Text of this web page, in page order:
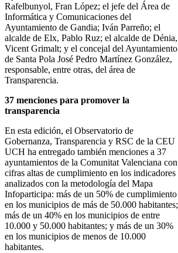
Rafelbunyol, Fran López; el jefe del Área de
Informática y Comunicaciones del
Ayuntamiento de Gandia; Iván Parreño; el
alcalde de Elx, Pablo Ruz; el alcalde de Dénia,
Vicent Grimalt; y el concejal del Ayuntamiento
de Santa Pola José Pedro Martínez González,
responsable, entre otras, del área de
Transparencia.
37 menciones para promover la
transparencia
En esta edición, el Observatorio de
Gobernanza, Transparencia y RSC de la CEU
UCH ha entregado también menciones a 37
ayuntamientos de la Comunitat Valenciana con
cifras altas de cumplimiento en los indicadores
analizados con la metodología del Mapa
Infoparticipa: más de un 50% de cumplimiento
en los municipios de más de 50.000 habitantes;
más de un 40% en los municipios de entre
10.000 y 50.000 habitantes; y más de un 30%
en los municipios de menos de 10.000
habitantes.